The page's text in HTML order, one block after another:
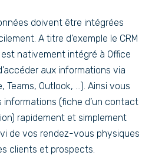
doivent être intégrées
A titre d’exemple le CRM
nativement intégré à Office
aux informations via
Teams, Outlook, …). Ainsi vous
(fiche d’un contact
rapidement et simplement
de vos rendez-vous physiques
clients et prospects.